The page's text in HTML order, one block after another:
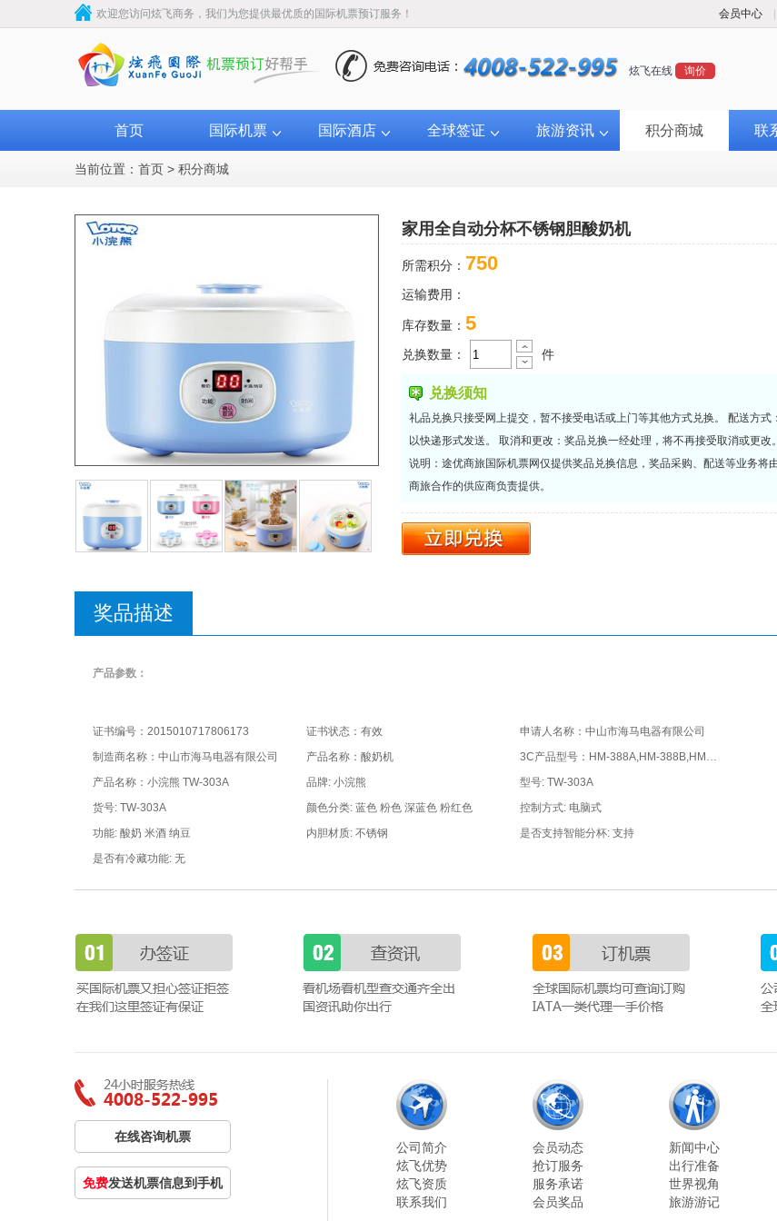
欢迎您访问炫飞商务，我们为您提供最优质的国际机票预订服务！ 会员中心
炫飞在线 询价
首页 国际机票 国际酒店 全球签证 旅游资讯 积分商城 联
当前位置： 首页 > 积分商城
家用全自动分杯不锈钢胆酸奶机
所需积分： 750
运输费用：
库存数量： 5
兑换数量： 件
兑换须知
礼品兑换只接受网上提交，暂不接受电话或上门等其他方式兑换。 配送方式
以快递形式发送。 取消和更改：奖品兑换一经处理，将不再接受取消或更改
说明：途优商旅国际机票网仅提供奖品兑换信息，奖品采购、配送等业务将
商旅合作的供应商负责提供。
奖品描述
产品参数：
证书编号：2015010717806173 证书状态：有效
申请人名称：中山市海马电器有限公司
制造商名称：中山市海马电器有限公司
产品名称：酸奶机
3C产品型号：HM-388A,HM-388B,HM-388C,TW-303A,TW-303B,TW-303C 1...
产品名称：小浣熊 TW-303A
品牌: 小浣熊
型号: TW-303A
货号: TW-303A
颜色分类: 蓝色 粉色 深蓝色 粉红色
控制方式: 电脑式
功能: 酸奶 米酒 纳豆
内胆材质: 不锈钢
是否支持智能分杯: 支持
是否有冷藏功能: 无
在线咨询机票
免费发送机票信息到手机
公司简介
炫飞优势
炫飞资质
联系我们
会员动态
抢订服务
服务承诺
会员奖品
新闻中心
出行准备
世界视角
旅游游记